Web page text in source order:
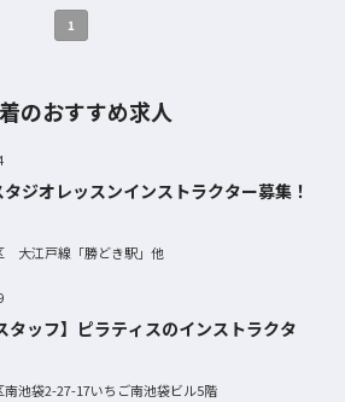
1
のおすすめ求人
タジオレッスンインストラクター募集！
大江戸線「勝どき駅」他
タッフ】ピラティスのインストラクタ
南池袋2-27-17いちご南池袋ビル5階